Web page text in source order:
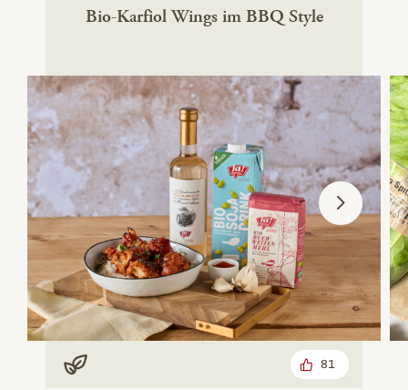
Bio-Karfiol Wings im BBQ Style
Vegan 81